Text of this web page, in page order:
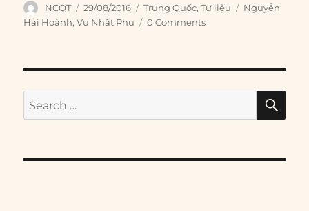
Author
NCQT
Posted
on
29/08/2016 Categories
Trung Quốc,Tư liệu Tags
Nguyễn
Hải Hoành,Vu Nhất Phu 0 Comments
Search
for: